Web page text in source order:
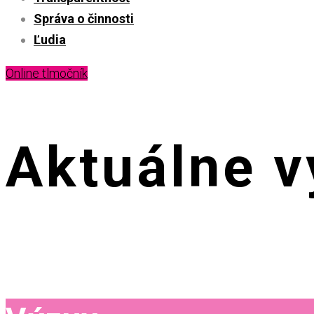
Správa o činnosti
Ľudia
Online tlmočník
Aktuálne